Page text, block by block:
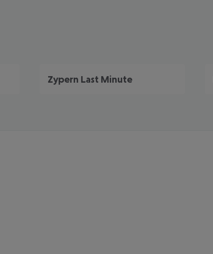
Zypern Last Minute